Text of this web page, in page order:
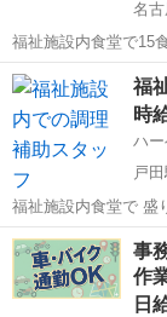
名
福祉施設内食堂で15
よく大量に調理する
をお願いします。 小
った食事を美味しく
愛知 名古屋市
福
時
ハ
戸
福祉施設内食堂で 盛
す。 和食・フレンチ・イタリアンなど 飲食店での調理経験者から、
学校や介護施設の給
愛知 名古屋市
事
作
日